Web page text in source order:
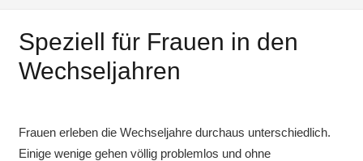
Speziell für Frauen in den
Wechseljahren
Frauen erleben die Wechseljahre durchaus unterschiedlich.
Einige wenige gehen völlig problemlos und ohne